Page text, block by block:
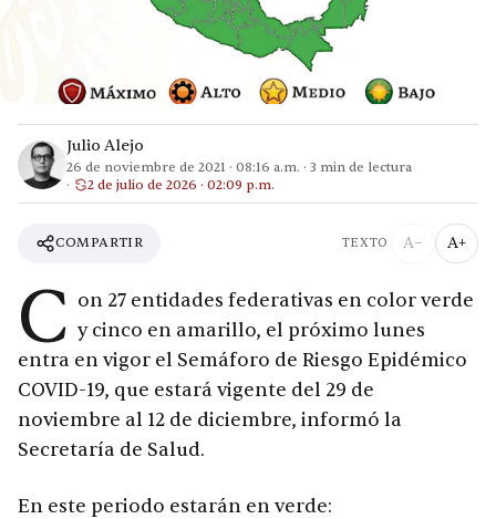
Julio Alejo
26 de noviembre de 2021 · 08:16 a.m. · 3 min de lectura
2 de julio de 2026 · 02:09 p.m.
COMPARTIR TEXTO A− A+
C on 27 entidades federativas en color verde
y cinco en amarillo, el próximo lunes
entra en vigor el Semáforo de Riesgo Epidémico
COVID-19, que estará vigente del 29 de
noviembre al 12 de diciembre, informó la
Secretaría de Salud.
En este periodo estarán en verde: